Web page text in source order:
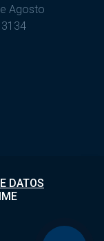
Agosto
DATOS